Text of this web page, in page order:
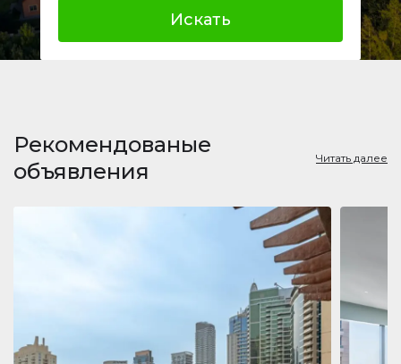
Искать
Рекомендованые
объявления
Читать далее